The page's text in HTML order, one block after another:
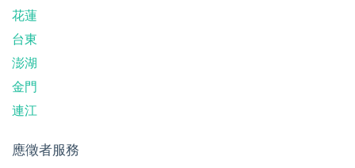
花蓮
台東
澎湖
金門
連江
應徵者服務